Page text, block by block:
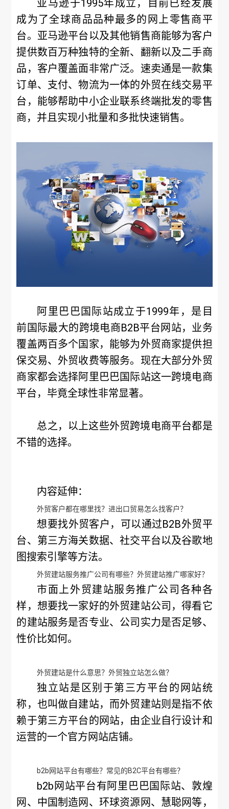
亚马逊于1995年成立，目前已经发展
成为了全球商品品种最多的网上零售商平
台。亚马逊平台以及其他销售商能够为客户
提供数百万种独特的全新、翻新以及二手商
品，客户覆盖面非常广泛。速卖通是一款集
订单、支付、物流为一体的外贸在线交易平
台，能够帮助中小企业联系终端批发的零售
商，并且实现小批量和多批快速销售。
阿里巴巴国际站成立于1999年，是目
前国际最大的跨境电商B2B平台网站，业务
覆盖两百多个国家，能够为外贸商家提供担
保交易、外贸收费等服务。现在大部分外贸
商家都会选择阿里巴巴国际站这一跨境电商
平台，毕竟全球性非常显著。
总之，以上这些外贸跨境电商平台都是
不错的选择。
内容延伸：
外贸客户都在哪里找？进出口贸易怎么找客户？
想要找外贸客户，可以通过B2B外贸平
台、第三方海关数据、社交平台以及谷歌地
图搜索引擎等方法。
外贸建站服务推广公司有哪些？外贸建站推广哪家好？
市面上外贸建站服务推广公司各种各
样，想要找一家好的外贸建站公司，得看它
的建站服务是否专业、公司实力是否足够、
性价比如何。
外贸建站是什么意思？外贸独立站怎么做？
独立站是区别于第三方平台的网站统
称，也叫做自建站，而外贸建站则是指不依
赖于第三方平台的网站，由企业自行设计和
运营的一个官方网站店铺。
b2b网站平台有哪些？常见的B2C平台有哪些？
b2b网站平台有阿里巴巴国际站、敦煌
网、中国制造网、环球资源网、慧聪网等，